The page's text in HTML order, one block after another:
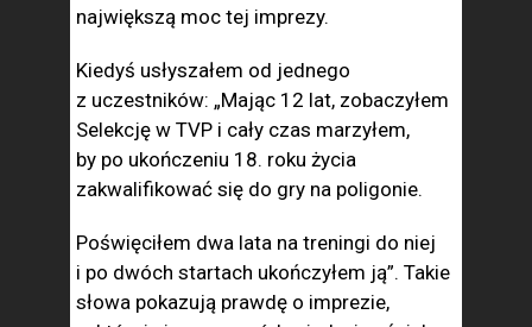
największą moc tej imprezy.
Kiedyś usłyszałem od jednego
z uczestników: „Mając 12 lat, zobaczyłem
Selekcję w TVP i cały czas marzyłem,
by po ukończeniu 18. roku życia
zakwalifikować się do gry na poligonie.
Poświęciłem dwa lata na treningi do niej
i po dwóch startach ukończyłem ją”. Takie
słowa pokazują prawdę o imprezie,